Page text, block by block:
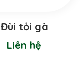
Đùi tỏi gà
Liên hệ